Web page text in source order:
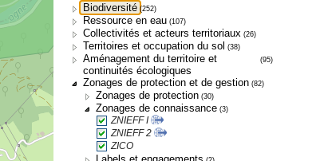
Biodiversité (252)
Ressource en eau (107)
Collectivités et acteurs territoriaux (26)
Territoires et occupation du sol (38)
Aménagement du territoire et
continuités écologiques
(95)
Zonages de protection et de gestion (82)
Zonages de protection (30)
Zonages de connaissance (3)
ZNIEFF I
ZNIEFF 2
ZICO